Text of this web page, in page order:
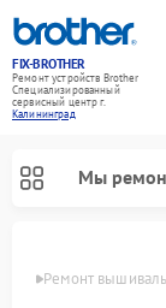
FIX-BROTHER
Ремонт устройств Brother
Специализированный
cервисный центр г.
Калининград
Мы
Ремонт